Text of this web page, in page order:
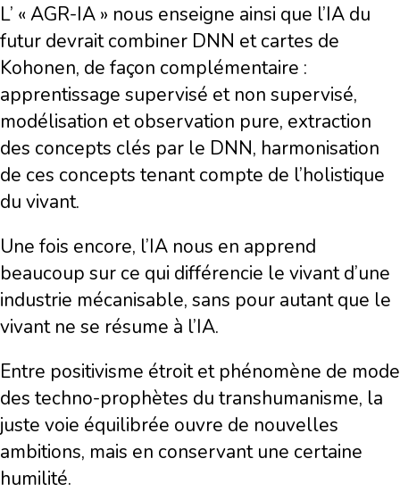
L’ « AGR-IA » nous enseigne ainsi que l’IA du
futur devrait combiner DNN et cartes de
Kohonen, de façon complémentaire :
apprentissage supervisé et non supervisé,
modélisation et observation pure, extraction
des concepts clés par le DNN, harmonisation
de ces concepts tenant compte de l’holistique
du vivant.
Une fois encore, l’IA nous en apprend
beaucoup sur ce qui différencie le vivant d’une
industrie mécanisable, sans pour autant que le
vivant ne se résume à l’IA.
Entre positivisme étroit et phénomène de mode
des techno-prophètes du transhumanisme, la
juste voie équilibrée ouvre de nouvelles
ambitions, mais en conservant une certaine
humilité.